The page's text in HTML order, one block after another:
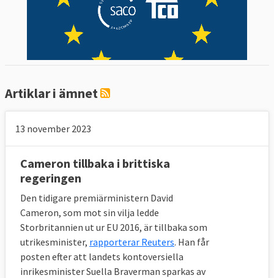
Artiklar i ämnet
13 november 2023
Cameron tillbaka i brittiska
regeringen
Den tidigare premiärministern David
Cameron, som mot sin vilja ledde
Storbritannien ut ur EU 2016, är tillbaka som
utrikesminister, rapporterar Reuters. Han får
posten efter att landets kontoversiella
inrikesminister Suella Braverman sparkas av